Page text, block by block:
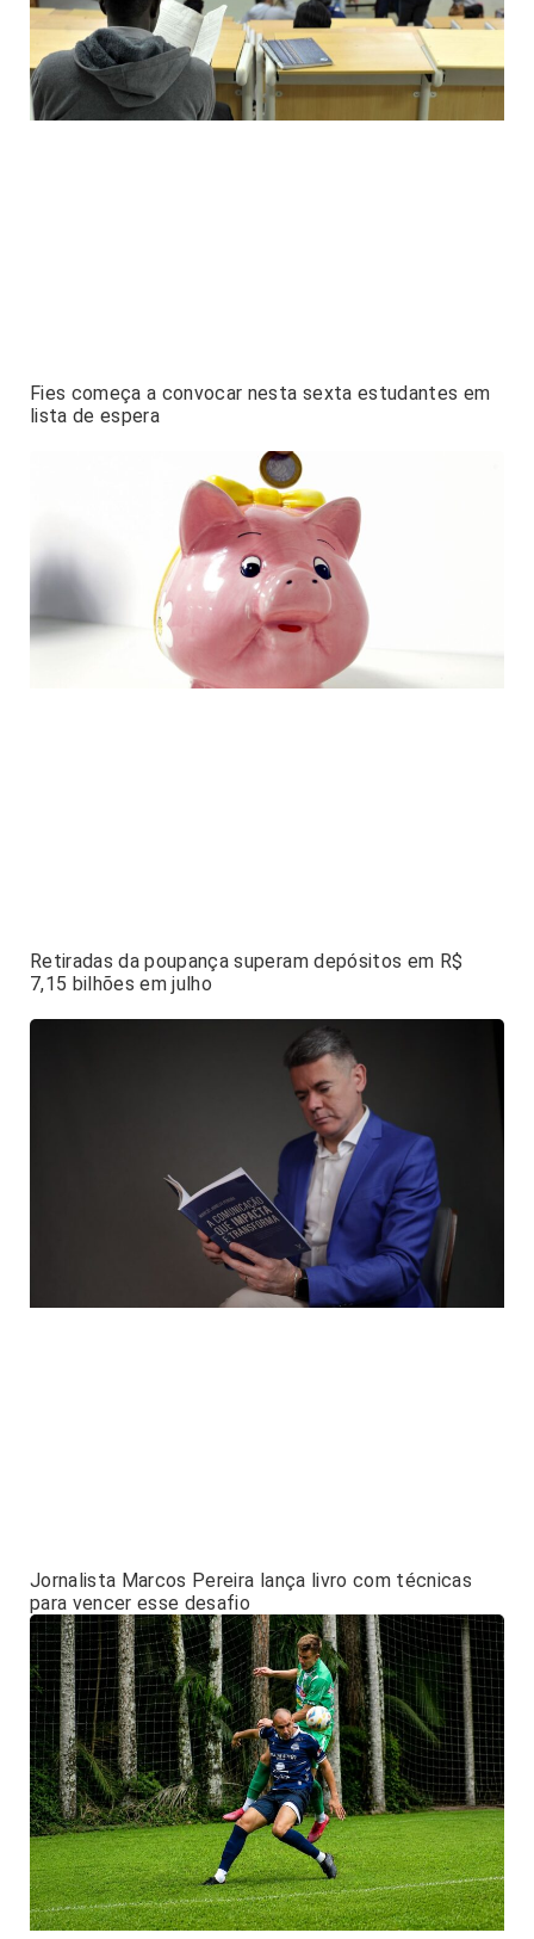
Fies começa a convocar nesta sexta estudantes em
lista de espera
Retiradas da poupança superam depósitos em R$
7,15 bilhões em julho
Jornalista Marcos Pereira lança livro com técnicas
para vencer esse desafio